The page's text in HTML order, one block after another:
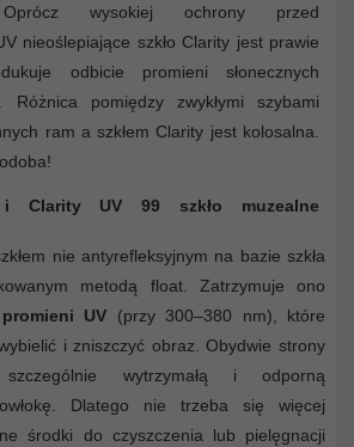
wysokiej ochrony przed
nieoślepiające szkło Clarity jest prawie
odbicie promieni słonecznych
pomiędzy zwykłymi szybami
ram a szkłem Clarity jest kolosalna.
Clarity UV 99 szkło muzealne
nie antyrefleksyjnym na bazie szkła
metodą float. Zatrzymuje ono
UV (przy 300–380 nm), które
i zniszczyć obraz. Obydwie strony
wytrzymałą i odporną
Dlatego nie trzeba się więcej
środki do czyszczenia lub pielęgnacji